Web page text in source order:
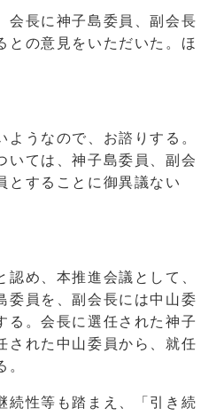
会長に神子島委員、副会長
との意見をいただいた。ほ
ようなので、お諮りする。
いては、神子島委員、副会
とすることに御異議ない
認め、本推進会議として、
委員を、副会長には中山委
る。会長に選任された神子
された中山委員から、就任
。
続性等も踏まえ、「引き続